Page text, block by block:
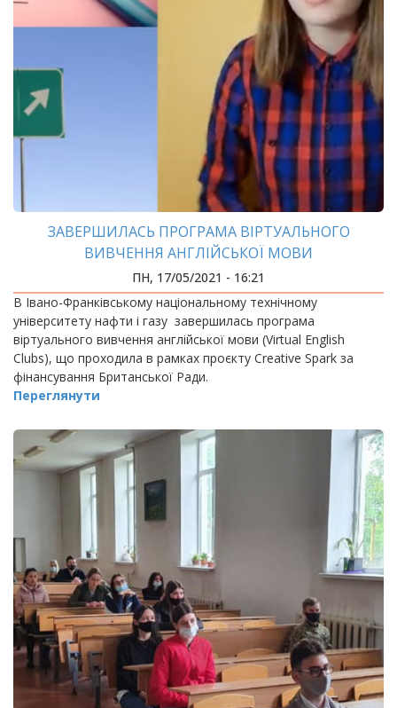
ЗАВЕРШИЛАСЬ ПРОГРАМА ВІРТУАЛЬНОГО
ВИВЧЕННЯ АНГЛІЙСЬКОЇ МОВИ
ПН, 17/05/2021 - 16:21
В Івано-Франківському національному технічному
університету нафти і газу завершилась програма
віртуального вивчення англійської мови (Virtual English
Clubs), що проходила в рамках проєкту Creative Spark за
фінансування Британської Ради.
Переглянути